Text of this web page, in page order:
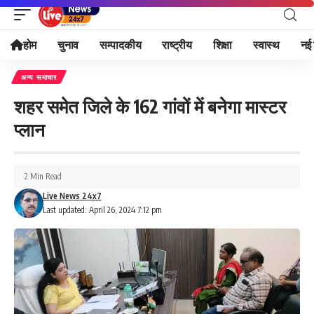
होम चुनाव सम्पादकीय राष्ट्रीय शिक्षा स्वास्थ नई
अन्य समाचार
शहर समेत जिले के 162 गांवों में बनेगा मास्टर
प्लान
Last updated: April 26, 2024 7:12 pm
Live News 24x7
2 Min Read